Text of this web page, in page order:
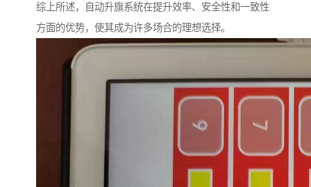
综上所述，自动升旗系统在提升效率、安全性和一致性
方面的优势，使其成为许多场合的理想选择。